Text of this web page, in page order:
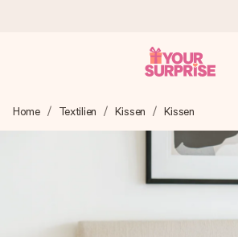
Wir bereiten dein Geschenk sorgfältig
blitzschnell – damit du es genau zum
überreichen kannst, wenn es am
4,8 (basierend auf +15.000
Home Textilien Kissen Kissen